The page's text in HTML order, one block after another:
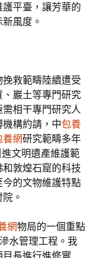
平臺，讓芳華的
風度。
救範疇陸續遭受
巖土等專門研究
相干專門研究人
構約請，中包養
養網研究範疇多年
文明遺產維護範
敦煌石窟的科技
今的文物維護特點
。
網物局的一個重點
水管理工程。我
長進行進修實